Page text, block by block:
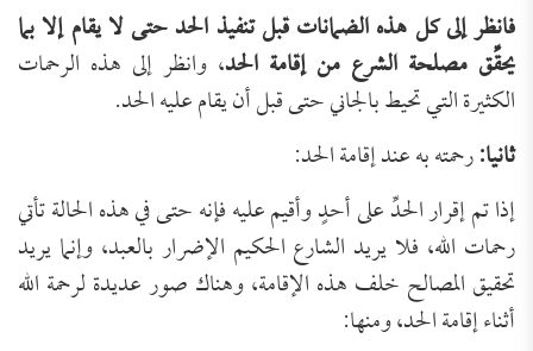
فانظر إلى كل هذه الضمانات قبل تنفيذ الحد حتى لا يقام إلا بما
يحقِّق مصلحة الشرع من إقامة الحد، وانظر إلى هذه الرحمات
الكثيرة التي تحيط بالجاني حتى قبل أن يقام عليه الحد.
ثانيا:رحمته به عند إقامة الحد:
إذا تم إقرار الحدِّ على أحدٍ وأقيم عليه فإنه حتى في هذه الحالة تأتي
رحمات الله، فلا يريد الشارع الحكيم الإضرار بالعبد، وإنما يريد
تحقيق المصالح خلف هذه الإقامة، وهناك صور عديدة لرحمة الله
أثناء إقامة الحد، ومنها: